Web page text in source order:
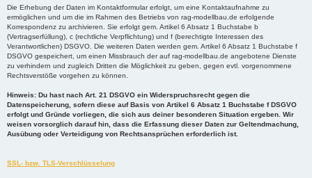
Die Erhebung der Daten im Kontaktformular erfolgt, um eine Kontaktaufnahme zu
ermöglichen und um die im Rahmen des Betriebs von rag-modellbau.de erfolgende
Korrespondenz zu archivieren. Sie erfolgt gem. Artikel 6 Absatz 1 Buchstabe b
(Vertragserfüllung), c (rechtliche Verpflichtung) und f (berechtigte Interessen des
Verantwortlichen) DSGVO. Die weiteren Daten werden gem. Artikel 6 Absatz 1 Buchstabe f
DSGVO gespeichert, um einen Missbrauch der auf rag-modellbau.de angebotene Dienste
zu verhindern und zugleich Dritten die Möglichkeit zu geben, gegen evtl. vorgenommene
Rechtsverstöße vorgehen zu können.
Hinweis: Du hast nach Art. 21 DSGVO ein Widerspruchsrecht gegen die
Datenspeicherung, sofern diese auf Basis von Artikel 6 Absatz 1 Buchstabe f DSGVO
erfolgt und Gründe vorliegen, die sich aus deiner besonderen Situation ergeben. Wir
weisen vorsorglich darauf hin, dass die Erfassung dieser Daten zur Geltendmachung,
Ausübung oder Verteidigung von Rechtsansprüchen erforderlich ist.
SSL- bzw. TLS-Verschlüsselung